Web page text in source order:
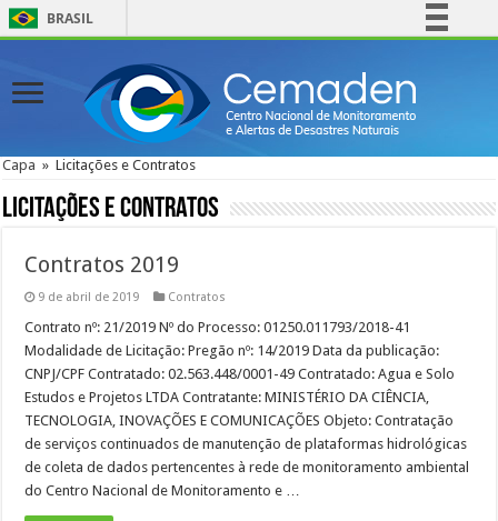
BRASIL
Comunica BR
Participe
Acesso à informação
Canais
Capa » Licitações e Contratos
Licitações e Contratos
Contratos 2019
9 de abril de 2019 Contratos
Contrato nº: 21/2019 Nº do Processo: 01250.011793/2018-41
Modalidade de Licitação: Pregão nº: 14/2019 Data da publicação:
CNPJ/CPF Contratado: 02.563.448/0001-49 Contratado: Agua e Solo
Estudos e Projetos LTDA Contratante: MINISTÉRIO DA CIÊNCIA,
TECNOLOGIA, INOVAÇÕES E COMUNICAÇÕES Objeto: Contratação
de serviços continuados de manutenção de plataformas hidrológicas
de coleta de dados pertencentes à rede de monitoramento ambiental
do Centro Nacional de Monitoramento e …